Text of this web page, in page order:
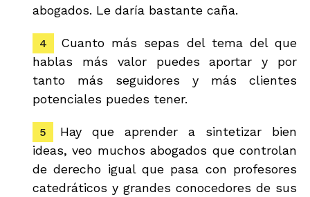
abogados. Le daría bastante caña.
Cuanto más sepas del tema del que
hablas más valor puedes aportar y por
tanto más seguidores y más clientes
potenciales puedes tener.
Hay que aprender a sintetizar bien
ideas, veo muchos abogados que controlan
de derecho igual que pasa con profesores
catedráticos y grandes conocedores de sus